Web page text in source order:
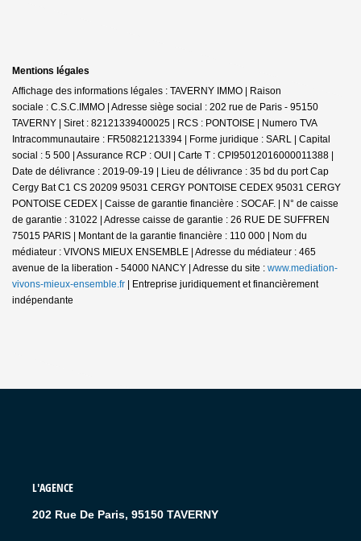
Mentions légales
Affichage des informations légales : TAVERNY IMMO | Raison
sociale : C.S.C.IMMO | Adresse siège social : 202 rue de Paris - 95150
TAVERNY | Siret : 82121339400025 | RCS : PONTOISE | Numero TVA
Intracommunautaire : FR50821213394 | Forme juridique : SARL | Capital
social : 5 500 | Assurance RCP : OUI | Carte T : CPI95012016000011388 |
Date de délivrance : 2019-09-19 | Lieu de délivrance : 35 bd du port Cap
Cergy Bat C1 CS 20209 95031 CERGY PONTOISE CEDEX 95031 CERGY
PONTOISE CEDEX | Caisse de garantie financière : SOCAF. | N° de caisse
de garantie : 31022 | Adresse caisse de garantie : 26 RUE DE SUFFREN
75015 PARIS | Montant de la garantie financière : 110 000 | Nom du
médiateur : VIVONS MIEUX ENSEMBLE | Adresse du médiateur : 465
avenue de la liberation - 54000 NANCY | Adresse du site : www.mediation-
vivons-mieux-ensemble.fr | Entreprise juridiquement et financièrement
indépendante
L'AGENCE
202 Rue De Paris, 95150 TAVERNY